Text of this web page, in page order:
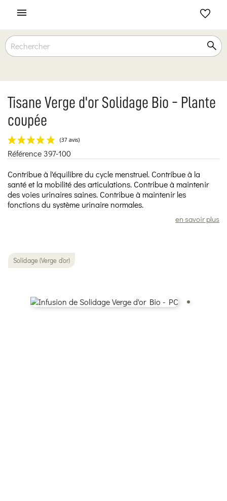

Tisane Verge d'or Solidage Bio - Plante
coupée
Référence 397-100
Contribue à l'équilibre du cycle menstruel. Contribue à la
santé et la mobilité des articulations. Contribue à maintenir
des voies urinaires saines. Contribue à maintenir les
fonctions du système urinaire normales.
en savoir plus
Solidage (Verge d'or)